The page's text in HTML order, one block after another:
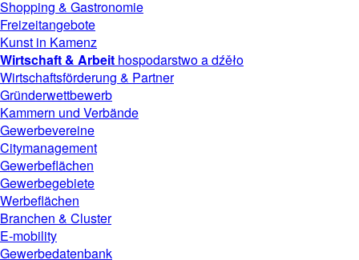
Shopping & Gastronomie
Freizeitangebote
Kunst in Kamenz
Wirtschaft & Arbeit hospodarstwo a dźěło
Wirtschaftsförderung & Partner
Gründerwettbewerb
Kammern und Verbände
Gewerbevereine
Citymanagement
Gewerbeflächen
Gewerbegebiete
Werbeflächen
Branchen & Cluster
E-mobility
Gewerbedatenbank